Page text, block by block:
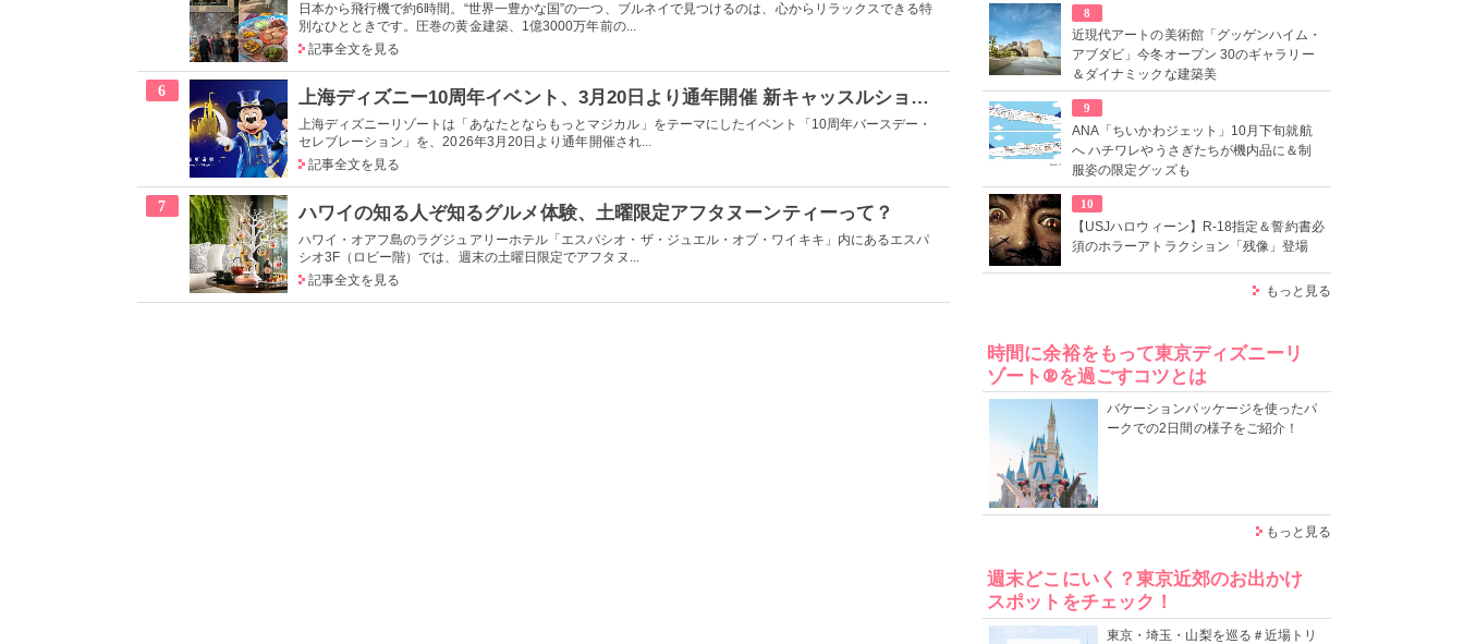
日本から飛行機で約6時間。“世界一豊かな国”の一つ、ブルネイで見つけるのは、心からリラックスできる特
別なひとときです。圧巻の黄金建築、1億3000万年前の...
記事全文を見る
6 上海ディズニー10周年イベント、3月20日より通年開催 新キャッスルショーに限定グルメ＆グッズもで
上海ディズニーリゾートは「あなたとならもっとマジカル」をテーマにしたイベント「10周年バースデー・
セレブレーション」を、2026年3月20日より通年開催され...
記事全文を見る
7 ハワイの知る人ぞ知るグルメ体験、土曜限定アフタヌーンティーって？
ハワイ・オアフ島のラグジュアリーホテル「エスパシオ・ザ・ジュエル・オブ・ワイキキ」内にあるエスパ
シオ3F（ロビー階）では、週末の土曜日限定でアフタヌ...
記事全文を見る
8
近現代アートの美術館「グッゲンハイム・
アブダビ」今冬オープン 30のギャラリー
＆ダイナミックな建築美
9
ANA「ちいかわジェット」10月下旬就航
へ ハチワレやうさぎたちが機内品に＆制
服姿の限定グッズも
10
【USJハロウィーン】R-18指定＆誓約書必
須のホラーアトラクション「残像」登場
もっと見る
時間に余裕をもって東京ディズニーリ
ゾート®を過ごすコツとは
バケーションパッケージを使ったパ
ークでの2日間の様子をご紹介！
もっと見る
週末どこにいく？東京近郊のお出かけ
スポットをチェック！
東京・埼玉・山梨を巡る＃近場トリ